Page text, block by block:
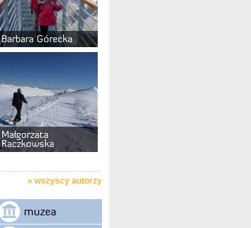
Barbara Górecka
Małgorzata
Raczkowska
» wszyscy autorzy
muzea